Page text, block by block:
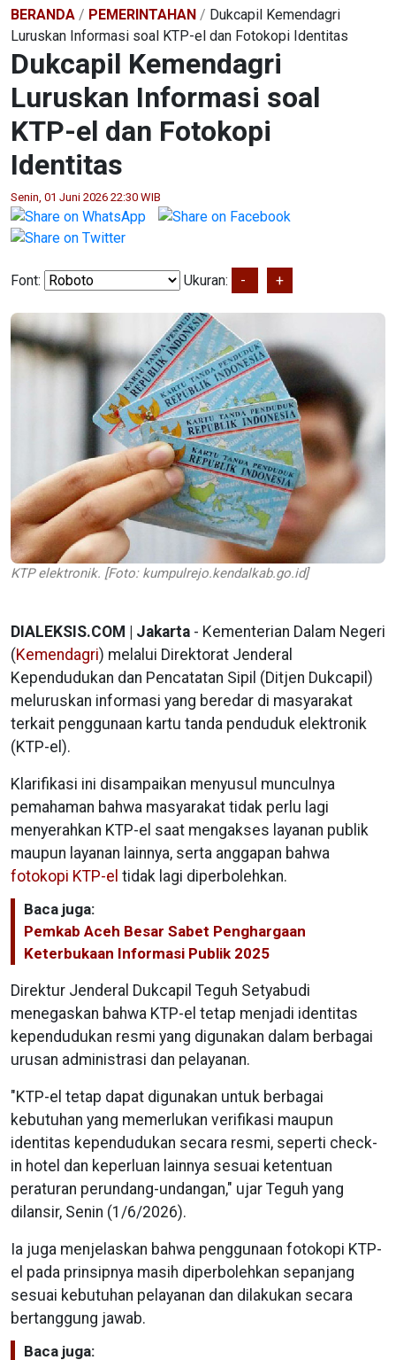
BERANDA / PEMERINTAHAN / Dukcapil Kemendagri
Luruskan Informasi soal KTP-el dan Fotokopi Identitas
Dukcapil Kemendagri
Luruskan Informasi soal
KTP-el dan Fotokopi
Identitas
Senin, 01 Juni 2026 22:30 WIB
Font: Ukuran: - +
KTP elektronik. [Foto: kumpulrejo.kendalkab.go.id]
DIALEKSIS.COM | Jakarta - Kementerian Dalam Negeri
(Kemendagri) melalui Direktorat Jenderal
Kependudukan dan Pencatatan Sipil (Ditjen Dukcapil)
meluruskan informasi yang beredar di masyarakat
terkait penggunaan kartu tanda penduduk elektronik
(KTP-el).
Klarifikasi ini disampaikan menyusul munculnya
pemahaman bahwa masyarakat tidak perlu lagi
menyerahkan KTP-el saat mengakses layanan publik
maupun layanan lainnya, serta anggapan bahwa
fotokopi KTP-el tidak lagi diperbolehkan.
Baca juga:
Pemkab Aceh Besar Sabet Penghargaan
Keterbukaan Informasi Publik 2025
Direktur Jenderal Dukcapil Teguh Setyabudi
menegaskan bahwa KTP-el tetap menjadi identitas
kependudukan resmi yang digunakan dalam berbagai
urusan administrasi dan pelayanan.
"KTP-el tetap dapat digunakan untuk berbagai
kebutuhan yang memerlukan verifikasi maupun
identitas kependudukan secara resmi, seperti check-
in hotel dan keperluan lainnya sesuai ketentuan
peraturan perundang-undangan," ujar Teguh yang
dilansir, Senin (1/6/2026).
Ia juga menjelaskan bahwa penggunaan fotokopi KTP-
el pada prinsipnya masih diperbolehkan sepanjang
sesuai kebutuhan pelayanan dan dilakukan secara
bertanggung jawab.
Baca juga: